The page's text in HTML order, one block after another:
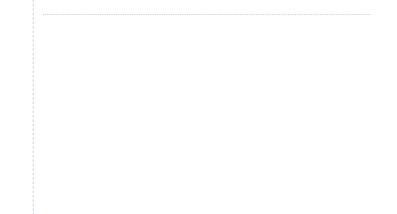
Chương trình tham khảo